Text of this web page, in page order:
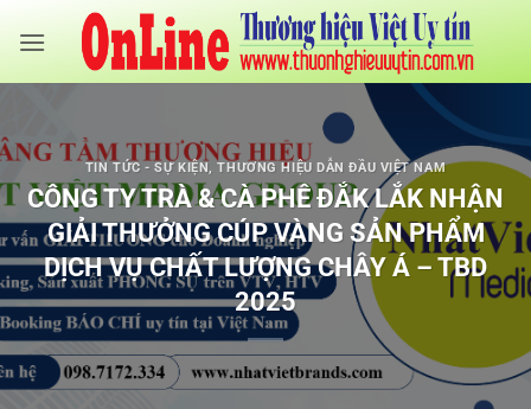
qua
TIN TỨC - SỰ KIỆN,THƯƠNG HIỆU DẪN ĐẦU VIỆT NAM
CÔNG TY TRÀ & CÀ PHÊ ĐẮK LẮK NHẬN
GIẢI THƯỞNG CÚP VÀNG SẢN PHẨM
DỊCH VỤ CHẤT LƯỢNG CHÂY Á – TBD
2025